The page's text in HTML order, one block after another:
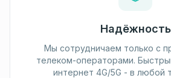
Надёжность
Мы сотрудничаем только с
телеком-операторами.
интернет 4G/5G - в любой